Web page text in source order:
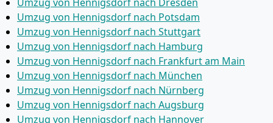
Umzug von Hennigsdorf nach Potsdam
Umzug von Hennigsdorf nach Stuttgart
Umzug von Hennigsdorf nach Hamburg
Umzug von Hennigsdorf nach Frankfurt am Main
Umzug von Hennigsdorf nach München
Umzug von Hennigsdorf nach Nürnberg
Umzug von Hennigsdorf nach Augsburg
Umzug von Hennigsdorf nach Hannover